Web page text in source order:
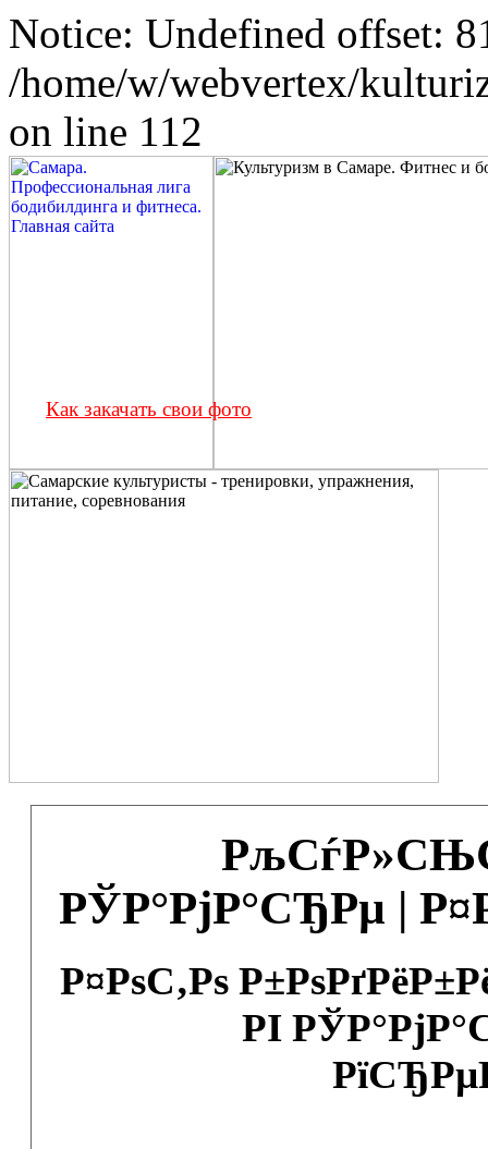
Notice: Undefined offset:
/home/w/webvertex/
on line 112
РЎР°РјР°СЂРµ |
Р¤РѕС‚Рѕ
РІ
Как закачать свои фото